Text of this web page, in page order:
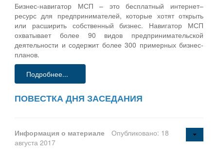
Бизнес-навигатор МСП – это бесплатный интернет–
ресурс для предпринимателей, которые хотят открыть
или расширить собственный бизнес. Навигатор МСП
охватывает более 90 видов предпринимательской
деятельности и содержит более 300 примерных бизнес-
планов.
Подробнее...
ПОВЕСТКА ДНЯ ЗАСЕДАНИЯ
Информация о материале
Опубликовано: 18
августа 2017